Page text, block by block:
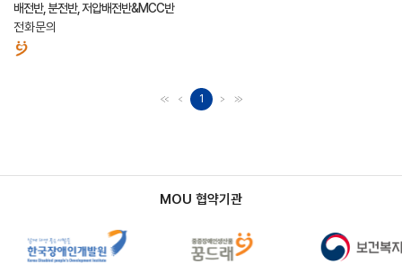
배전반, 분전반, 저압배전반&MCC반
전화문의
1
MOU 협약기관